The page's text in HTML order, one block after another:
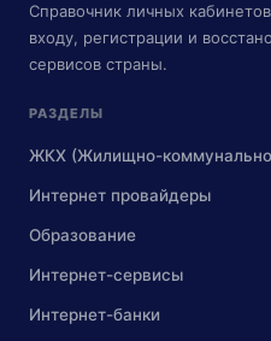
Справочник личных
входу, регистрации и
сервисов страны.
РАЗДЕЛЫ
ЖКХ (Жилищно-
Интернет провайдеры
Образование
Интернет-сервисы
Интернет-банки